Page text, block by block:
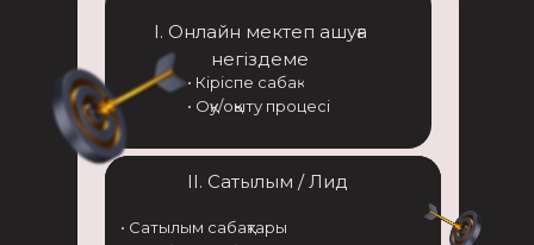
ІІ. Сатылым / Лид
І. Онлайн мектеп ашуға
негіздеме
• Сатылым сабақтары
• Кіріспе сабақ
• Оқу/оқыту процесі